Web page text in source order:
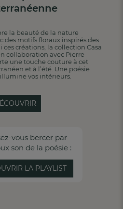
la beauté de la nature
des motifs floraux inspirés des
ces créations, la collection Casa
collaboration avec Pierre
une touche couture à cet
et à l’été. Une poésie
vos intérieurs.
vous bercer par
son de la poésie :
LA PLAYLIST